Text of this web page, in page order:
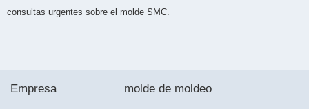
consultas urgentes sobre el molde SMC.
Empresa molde de moldeo